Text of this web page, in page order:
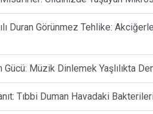
Duran Görünmez Tehlike:
Müzik Dinlemek Yaşlılıkta
Tıbbi Duman Havadaki